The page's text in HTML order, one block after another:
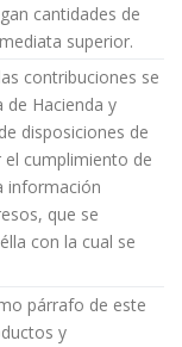
cantidades de
superior.
contribuciones se
de Hacienda y
disposiciones de
cumplimiento de
información
que se
con la cual se
párrafo de este
y